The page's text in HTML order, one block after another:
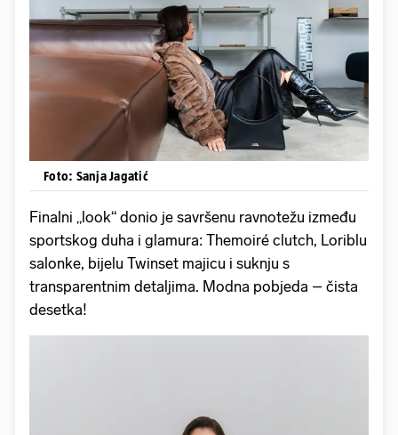
Foto: Sanja Jagatić
Finalni „look“ donio je savršenu ravnotežu između
sportskog duha i glamura: Themoiré clutch, Loriblu
salonke, bijelu Twinset majicu i suknju s
transparentnim detaljima. Modna pobjeda – čista
desetka!